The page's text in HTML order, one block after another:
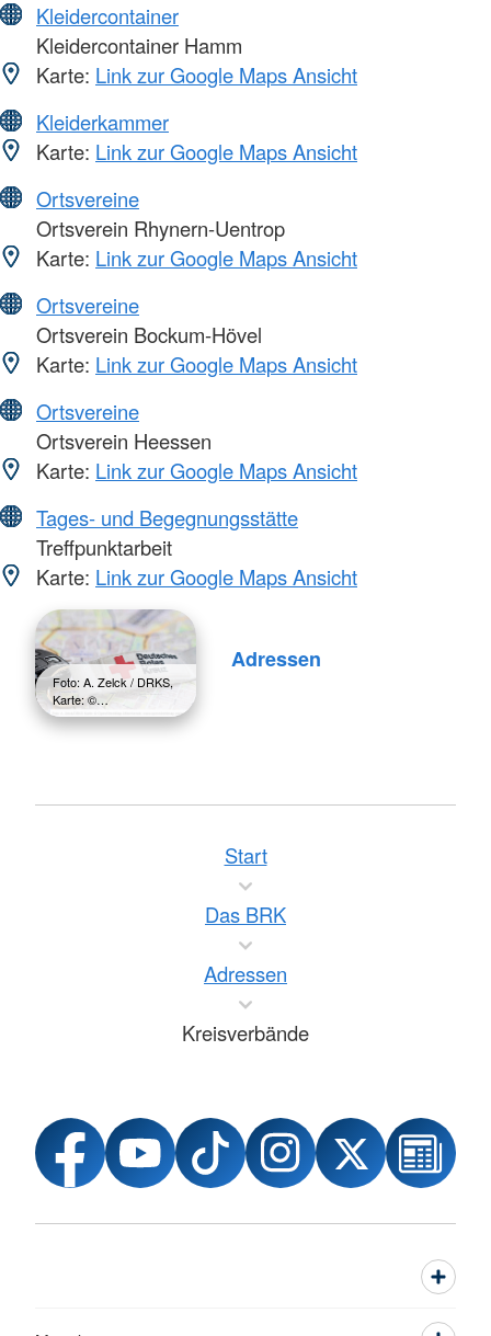
Kleidercontainer
Kleidercontainer Hamm
Karte: Link zur Google Maps Ansicht
Kleiderkammer
Karte: Link zur Google Maps Ansicht
Ortsvereine
Ortsverein Rhynern-Uentrop
Karte: Link zur Google Maps Ansicht
Ortsvereine
Ortsverein Bockum-Hövel
Karte: Link zur Google Maps Ansicht
Ortsvereine
Ortsverein Heessen
Karte: Link zur Google Maps Ansicht
Tages- und Begegnungsstätte
Treffpunktarbeit
Karte: Link zur Google Maps Ansicht
Foto: A. Zelck / DRKS,
Karte: ©…
Adressen
Start
Das BRK
Adressen
Kreisverbände